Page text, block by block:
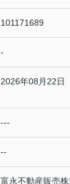
101171689
-
2026年08月22日
---
--
富永不動産販売